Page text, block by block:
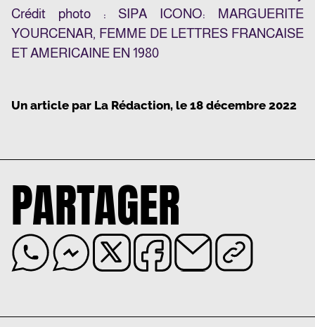
Crédit photo : SIPA ICONO: MARGUERITE
YOURCENAR, FEMME DE LETTRES FRANCAISE
ET AMERICAINE EN 1980
Un article par La Rédaction, le 18 décembre 2022
PARTAGER